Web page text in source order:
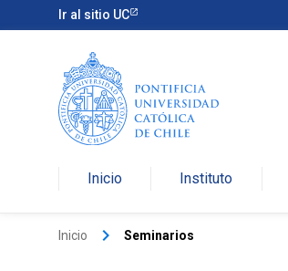
Ir al sitio UC
Inicio Instituto
Inicio keyboard_arrow_right Seminarios